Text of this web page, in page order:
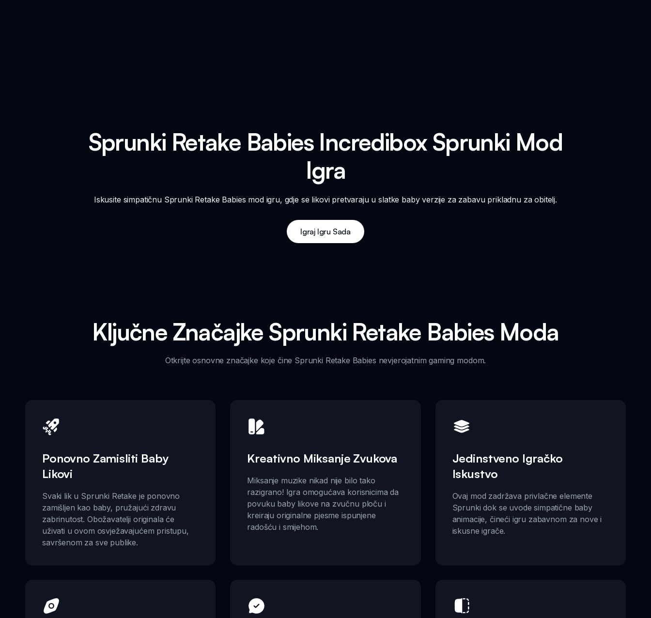
Sprunki Retake Babies Incredibox Sprunki Mod
Igra
Iskusite simpatičnu Sprunki Retake Babies mod igru, gdje se likovi pretvaraju u slatke baby verzije za zabavu prikladnu za obitelj.
Igraj Igru Sada
Ključne Značajke Sprunki Retake Babies Moda
Otkrijte osnovne značajke koje čine Sprunki Retake Babies nevjerojatnim gaming modom.
Ponovno Zamisliti Baby
Likovi
Svaki lik u Sprunki Retake je ponovno
zamišljen kao baby, pružajući zdravu
zabrinutost. Obožavatelji originala će
uživati u ovom osvježavajućem pristupu,
savršenom za sve publike.
Kreativno Miksanje Zvukova
Miksanje muzike nikad nije bilo tako
razigrano! Igra omogućava korisnicima da
povuku baby likove na zvučnu ploču i
kreiraju originalne pjesme ispunjene
radošću i smijehom.
Jedinstveno Igračko
Iskustvo
Ovaj mod zadržava privlačne elemente
Sprunki dok se uvode simpatične baby
animacije, čineći igru zabavnom za nove i
iskusne igrače.